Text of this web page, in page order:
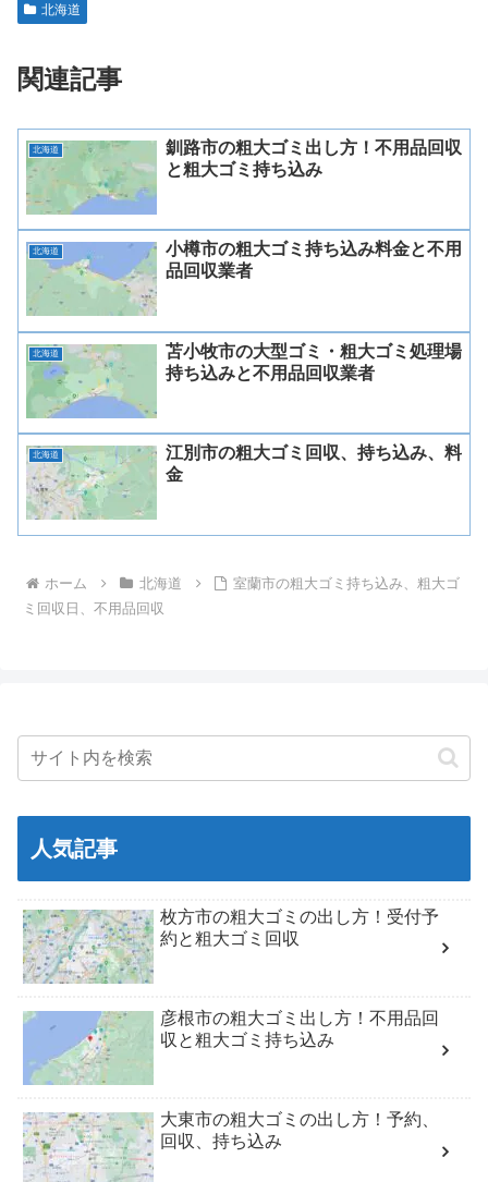
北海道
関連記事
北海道
釧路市の粗大ゴミ出し方！不用品回収
と粗大ゴミ持ち込み
北海道
小樽市の粗大ゴミ持ち込み料金と不用
品回収業者
北海道
苫小牧市の大型ゴミ・粗大ゴミ処理場
持ち込みと不用品回収業者
北海道
江別市の粗大ゴミ回収、持ち込み、料
金
ホーム 北海道
室蘭市の粗大ゴミ持ち込み、粗大ゴ
ミ回収日、不用品回収
人気記事
枚方市の粗大ゴミの出し方！受付予
約と粗大ゴミ回収
彦根市の粗大ゴミ出し方！不用品回
収と粗大ゴミ持ち込み
大東市の粗大ゴミの出し方！予約、
回収、持ち込み